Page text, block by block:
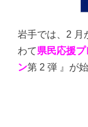
岩手では、2 月
わて県民応援
ン第 2 弾 』が